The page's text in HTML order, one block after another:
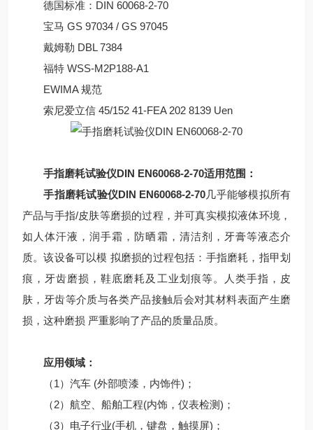
德国标准：DIN 60068-2-70
宝马 GS 97034 / GS 97045
戴姆勒 DBL 7384
福特 WSS-M2P188-A1
EWIMA 规范
索尼爱立信 45/152 41-FEA 202 8139 Uen
手指磨耗试验仪DIN EN60068-2-70适用范围：
手指磨耗试验仪DIN EN60068-2-70几乎能够模拟所有
产品与手指/皮肤等磨损的过程，并可真实模拟液体环境，
如人体汗液，润手霜，防晒霜，清洁剂，牙膏等液态介
质。该设备可以模 拟磨损的过程包括：手指磨耗，指甲划
痕，牙齿磨损，鞋底磨耗及工业划痕等。人类手指，皮
肤，牙齿等介质与各类产品接触后会对其材料表面产生磨
损，这种磨损 严重影响了产品的质量品质。
应用领域：
（1）汽车 (外部喷漆，内饰件)；
（2）航空、船舶工程(内饰，仪表检测)；
（3）电子行业(手机，键盘，触摸屏)；